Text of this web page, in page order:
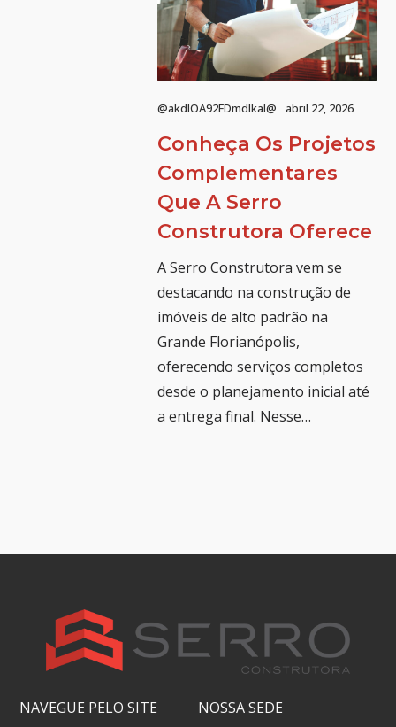
@akdIOA92FDmdlkal@ abril 22, 2026
Conheça Os Projetos
Complementares
Que A Serro
Construtora Oferece
A Serro Construtora vem se
destacando na construção de
imóveis de alto padrão na
Grande Florianópolis,
oferecendo serviços completos
desde o planejamento inicial até
a entrega final. Nesse…
NAVEGUE PELO SITE NOSSA SEDE